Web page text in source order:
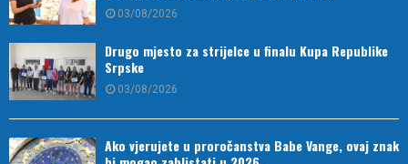
03/08/2026
Drugo mjesto za strijelce u finalu Kupa Republike
Srpske
03/08/2026
Ako vjerujete u proročanstva Babe Vange, ovaj znak